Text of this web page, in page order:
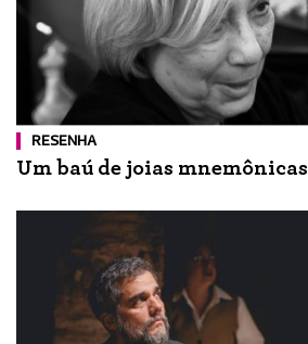
RESENHA
Um baú de joias mnemônicas